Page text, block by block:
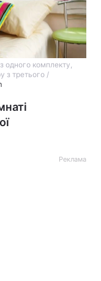
одного комплекту,
з третього /
Реклама